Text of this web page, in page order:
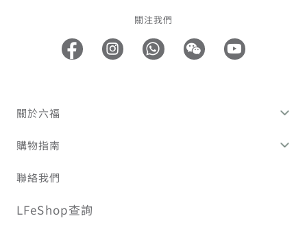
關注我們
關於六福
購物指南
聯絡我們
LFeShop查詢